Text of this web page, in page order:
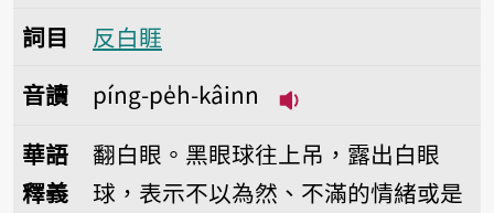
詞目
反白睚
音讀
píng-pe̍h-kâinn
華語
釋義
翻白眼。黑眼球往上吊，露出白眼
球，表示不以為然、不滿的情緒或是